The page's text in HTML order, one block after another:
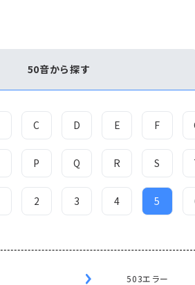
50音から探す
C D E F
P Q R S
2 3 4 5
503エラー